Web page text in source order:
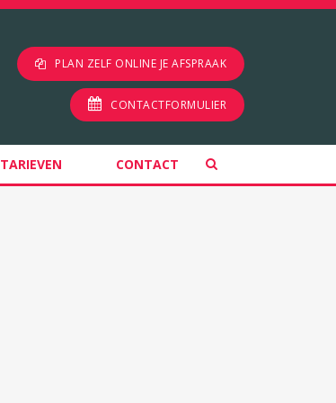
PLAN ZELF ONLINE JE AFSPRAAK
CONTACTFORMULIER
TARIEVEN CONTACT